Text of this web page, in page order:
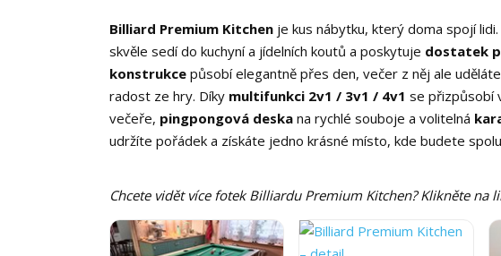
Billiard Premium Kitchen je kus nábytku, který doma spojí lidi.
skvěle sedí do kuchyní a jídelních koutů a poskytuje dostatek
konstrukce působí elegantně přes den, večer z něj ale uděláte
radost ze hry. Díky multifunkci 2v1 / 3v1 / 4v1 se přizpůsobí
večeře, pingpongová deska na rychlé souboje a volitelná
udržíte pořádek a získáte jedno krásné místo, kde budete
Chcete vidět více fotek Billiardu Premium Kitchen? Klikněte na